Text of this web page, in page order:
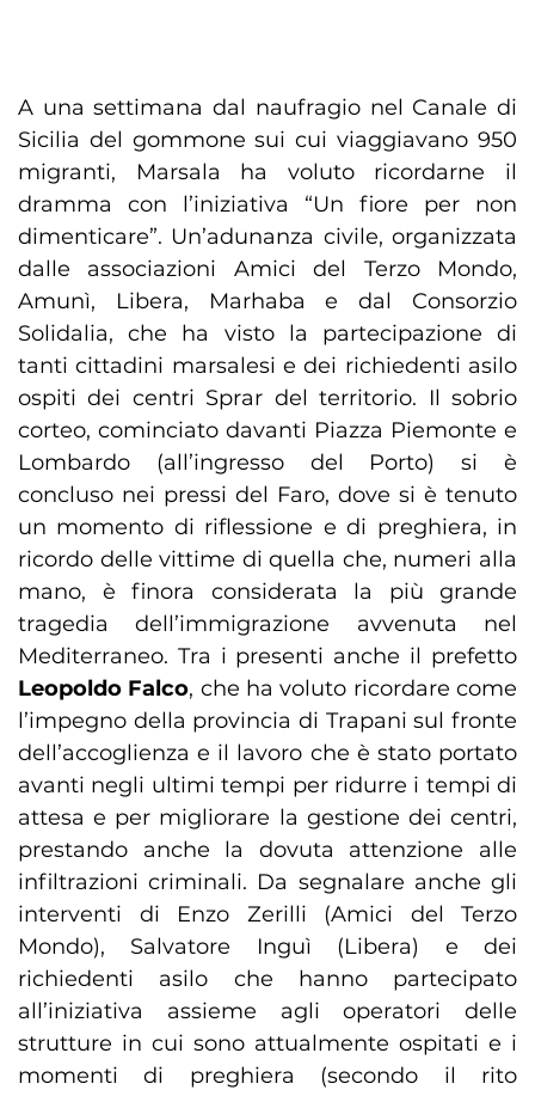
A una settimana dal naufragio nel Canale di
Sicilia del gommone sui cui viaggiavano 950
migranti, Marsala ha voluto ricordarne il
dramma con l’iniziativa “Un fiore per non
dimenticare”. Un’adunanza civile, organizzata
dalle associazioni Amici del Terzo Mondo,
Amunì, Libera, Marhaba e dal Consorzio
Solidalia, che ha visto la partecipazione di
tanti cittadini marsalesi e dei richiedenti asilo
ospiti dei centri Sprar del territorio. Il sobrio
corteo, cominciato davanti Piazza Piemonte e
Lombardo (all’ingresso del Porto) si è
concluso nei pressi del Faro, dove si è tenuto
un momento di riflessione e di preghiera, in
ricordo delle vittime di quella che, numeri alla
mano, è finora considerata la più grande
tragedia dell’immigrazione avvenuta nel
Mediterraneo. Tra i presenti anche il prefetto
Leopoldo Falco, che ha voluto ricordare come
l’impegno della provincia di Trapani sul fronte
dell’accoglienza e il lavoro che è stato portato
avanti negli ultimi tempi per ridurre i tempi di
attesa e per migliorare la gestione dei centri,
prestando anche la dovuta attenzione alle
infiltrazioni criminali. Da segnalare anche gli
interventi di Enzo Zerilli (Amici del Terzo
Mondo), Salvatore Inguì (Libera) e dei
richiedenti asilo che hanno partecipato
all’iniziativa assieme agli operatori delle
strutture in cui sono attualmente ospitati e i
momenti di preghiera (secondo il rito